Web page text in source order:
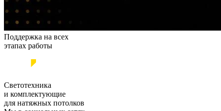
Поддержка на всех
этапах работы
Светотехника
и комплектующие
для натяжных потолков